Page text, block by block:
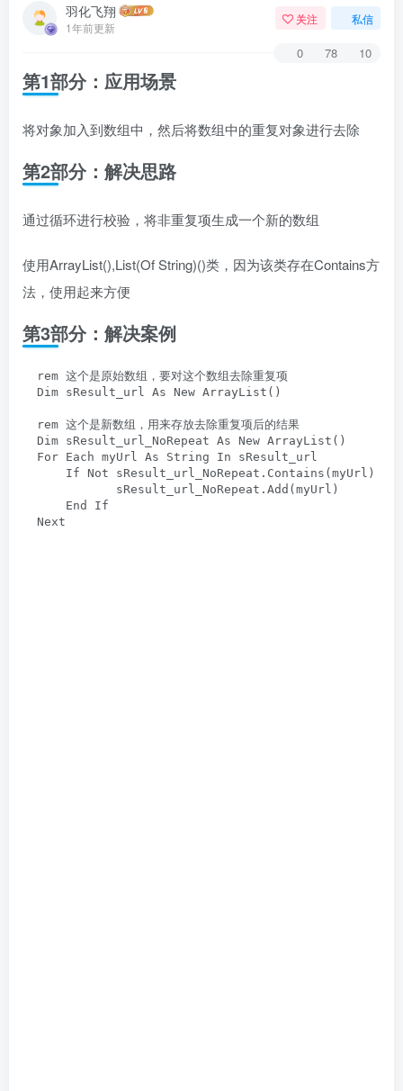
羽化飞翔
1年前更新
关注 私信
0 78 10
第1部分：应用场景
将对象加入到数组中，然后将数组中的重复对象进行去除
第2部分：解决思路
通过循环进行校验，将非重复项生成一个新的数组
使用ArrayList(),List(Of String)()类，因为该类存在Contains方
法，使用起来方便
第3部分：解决案例
rem 这个是原始数组，要对这个数组去除重复项
Dim sResult_url As New ArrayList()
rem 这个是新数组，用来存放去除重复项后的结果
Dim sResult_url_NoRepeat As New ArrayList()
For Each myUrl As String In sResult_url
If Not sResult_url_NoRepeat.Contains(myUrl)
sResult_url_NoRepeat.Add(myUrl)
End If
Next